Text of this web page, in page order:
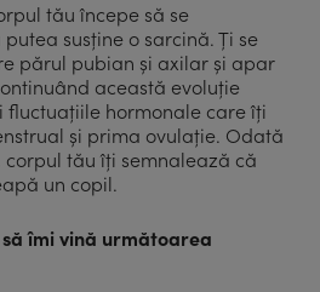
tău începe să se
susține o sarcină. Ți se
părul pubian și axilar și apar
această evoluție
fluctuațiile hormonale care îți
și prima ovulație. Odată
tău îți semnalează că
un copil.
îmi vină următoarea